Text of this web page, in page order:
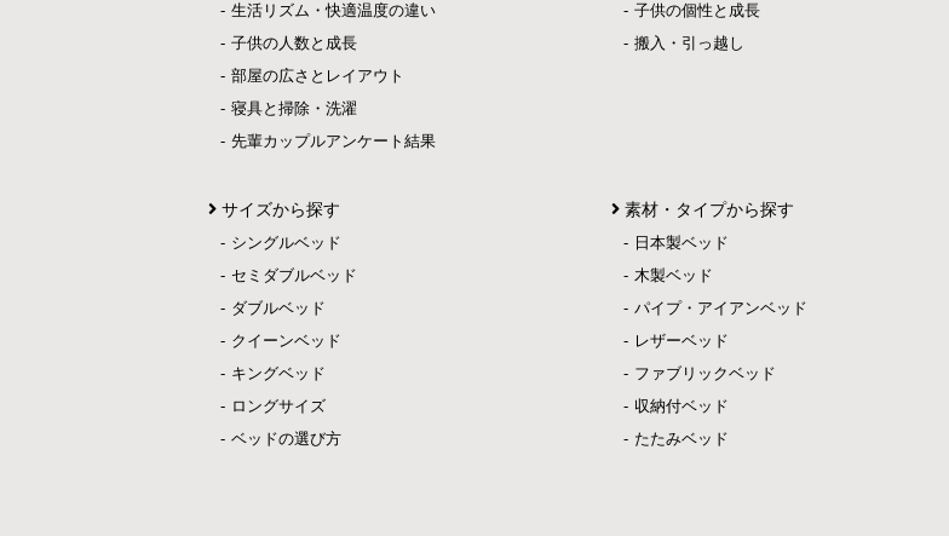
生活リズム・快適温度の違い
子供の人数と成長
部屋の広さとレイアウト
寝具と掃除・洗濯
先輩カップルアンケート結果
子供の個性と成長
搬入・引っ越し
サイズから探す
シングルベッド
セミダブルベッド
ダブルベッド
クイーンベッド
キングベッド
ロングサイズ
ベッドの選び方
素材・タイプから探す
日本製ベッド
木製ベッド
パイプ・アイアンベッド
レザーベッド
ファブリックベッド
収納付ベッド
たたみベッド